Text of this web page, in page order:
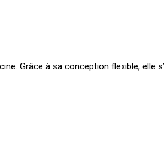
Grâce à sa conception flexible, elle